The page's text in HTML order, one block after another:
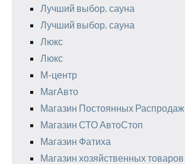
Лучший выбор, сауна
Лучший выбор, сауна
Люкс
Люкс
М-центр
МагАвто
Магазин Постоянных Распродаж
Магазин СТО АвтоСтоп
Магазин Фатиха
Магазин хозяйственных товаров